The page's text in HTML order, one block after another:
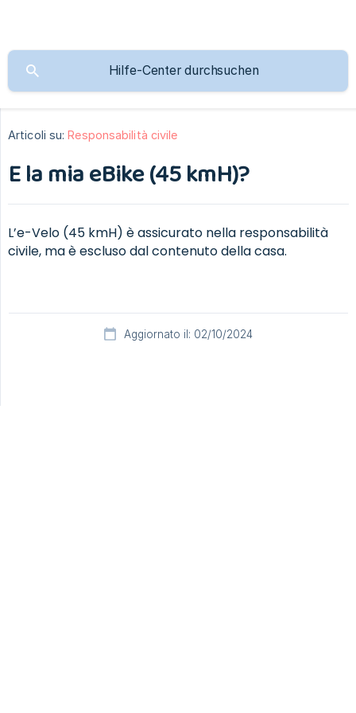
Articoli su: Responsabilità civile
E la mia eBike (45 kmH)?
L’e-Velo (45 kmH) è assicurato nella responsabilità
civile, ma è escluso dal contenuto della casa.
Aggiornato il: 02/10/2024